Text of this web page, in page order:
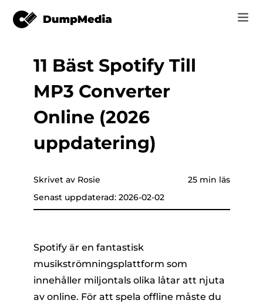
Music
som helst
Video
Online-verktyg
Spotify till mp3
YouTube Musik till MP3
HITTA BUTIK
Support
Logga in
Registrera
11 Bäst Spotify Till
MP3 Converter
Online (2026
uppdatering)
Skrivet av Rosie
Senast uppdaterad: 2026-02-02
25 min läs
Spotify är en fantastisk
musikströmningsplattform som
innehåller miljontals olika låtar att njuta
av online. För att spela offline måste du